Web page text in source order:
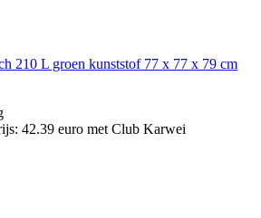
210 L groen kunststof 77 x 77 x 79 cm
42.39 euro met Club Karwei